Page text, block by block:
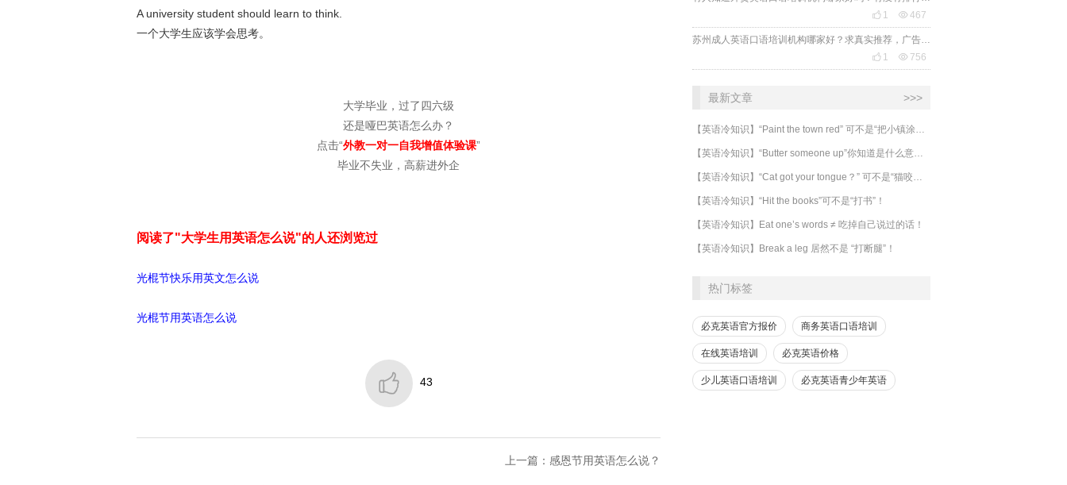
A university student should learn to think.
一个大学生应该学会思考。
大学毕业，过了四六级
还是哑巴英语怎么办？
点击“外教一对一自我增值体验课”
毕业不失业，高薪进外企
阅读了"大学生用英语怎么说"的人还浏览过
光棍节快乐用英文怎么说
光棍节用英语怎么说
 43
上一篇：感恩节用英语怎么说？
 1 467
 1  756
最新文章 >>>
​【英语冷知识】“Hit the books”可不是“打书”！
【英语冷知识】Eat one’s words ≠ 吃掉自己说过的话！
【英语冷知识】Break a leg 居然不是 “打断腿”！
热门标签
必克英语官方报价 商务英语口语培训
在线英语培训 必克英语价格
少儿英语口语培训 必克英语青少年英语